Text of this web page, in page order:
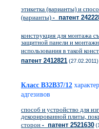
этикетка (варианты) и
(варианты) - патент
конструкция для монтажа
защитной панели и
использования в такой
патент 2412821 (27.02.2011)
Класс B32B37/12
адгезивов
способ и устройство для
декорированной плиты,
сторон - патент 2521630